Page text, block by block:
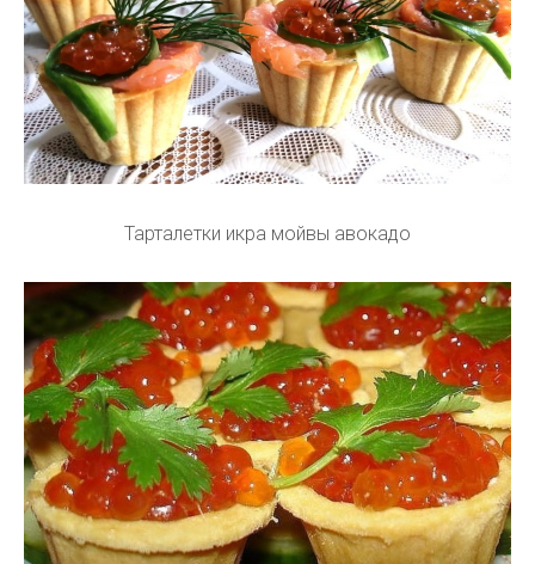
Тарталетки икра мойвы авокадо